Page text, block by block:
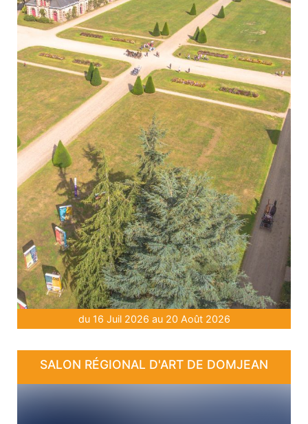
du 16 Juil 2026 au 20 Août 2026
SALON RÉGIONAL D'ART DE DOMJEAN